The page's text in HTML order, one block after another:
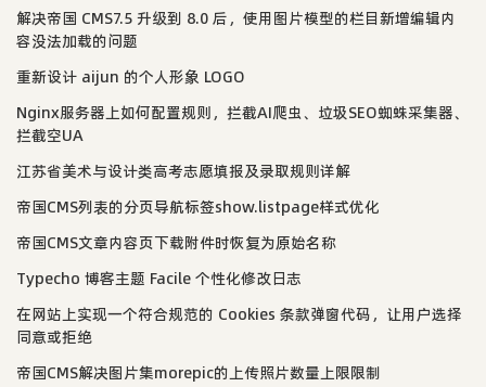
解决帝国 CMS7.5 升级到 8.0 后，使用图片模型的栏目新增编辑内
容没法加载的问题
重新设计 aijun 的个人形象 LOGO
Nginx服务器上如何配置规则，拦截AI爬虫、垃圾SEO蜘蛛采集器、
拦截空UA
江苏省美术与设计类高考志愿填报及录取规则详解
帝国CMS列表的分页导航标签show.listpage样式优化
帝国CMS文章内容页下载附件时恢复为原始名称
Typecho 博客主题 Facile 个性化修改日志
在网站上实现一个符合规范的 Cookies 条款弹窗代码，让用户选择
同意或拒绝
帝国CMS解决图片集morepic的上传照片数量上限限制